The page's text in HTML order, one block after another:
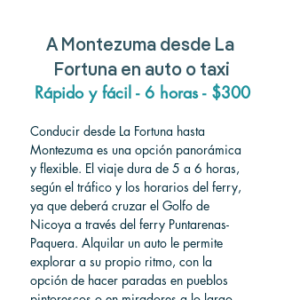
A Montezuma desde La
Fortuna en auto o taxi
Rápido y fácil - 6 horas - $300
Conducir desde La Fortuna hasta
Montezuma es una opción panorámica
y flexible. El viaje dura de 5 a 6 horas,
según el tráfico y los horarios del ferry,
ya que deberá cruzar el Golfo de
Nicoya a través del ferry Puntarenas-
Paquera. Alquilar un auto le permite
explorar a su propio ritmo, con la
opción de hacer paradas en pueblos